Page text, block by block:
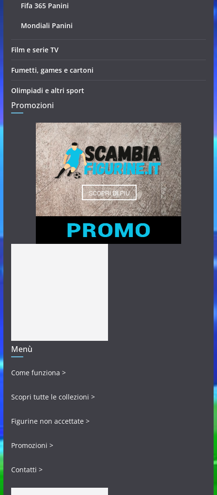
Fifa 365 Panini
Mondiali Panini
Film e serie TV
Fumetti, games e cartoni
Olimpiadi e altri sport
Promozioni
Menù
Come funziona >
Scopri tutte le collezioni >
Figurine non accettate >
Promozioni >
Contatti >